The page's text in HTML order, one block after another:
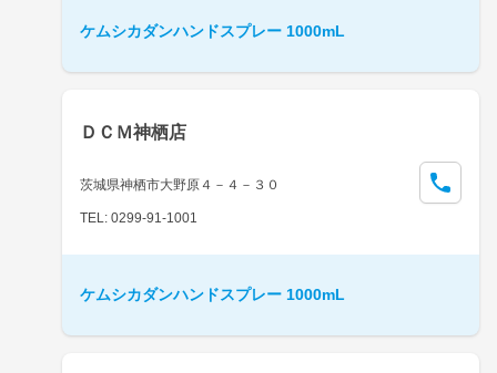
ケムシカダンハンドスプレー 1000mL
ＤＣＭ神栖店
茨城県神栖市大野原４－４－３０
TEL: 0299-91-1001
ケムシカダンハンドスプレー 1000mL